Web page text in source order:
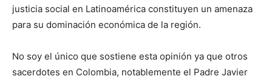
justicia social en Latinoamérica constituyen un amenaza
para su dominación económica de la región.
No soy el único que sostiene esta opinión ya que otros
sacerdotes en Colombia, notablemente el Padre Javier